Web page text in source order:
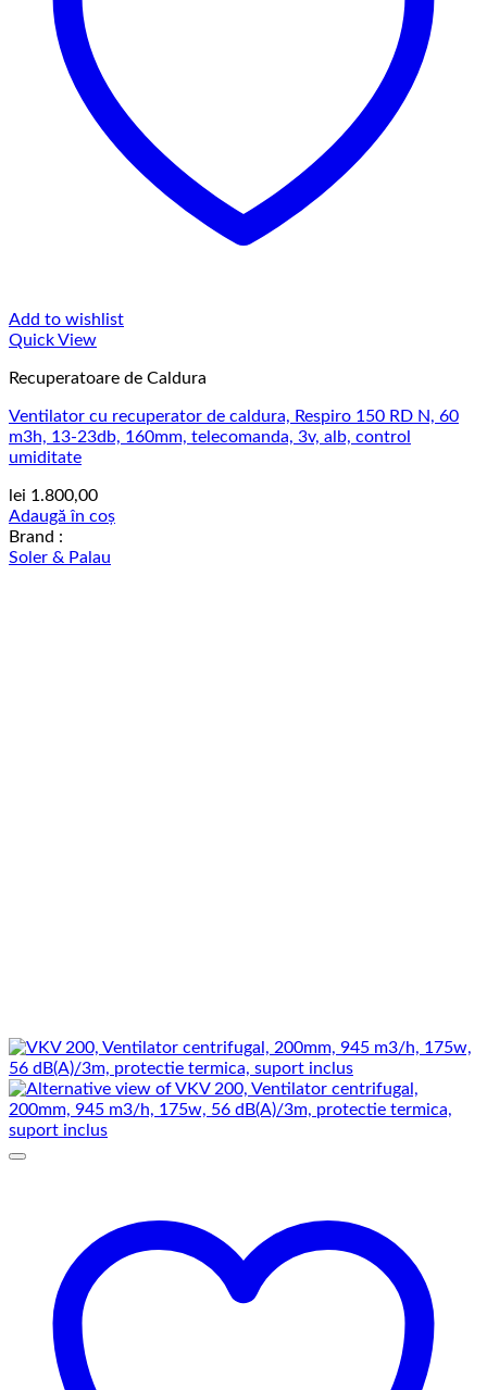
Add to wishlist
Quick View
Recuperatoare de Caldura
Ventilator cu recuperator de caldura, Respiro 150 RD N, 60
m3h, 13-23db, 160mm, telecomanda, 3v, alb, control
umiditate
lei 1.800,00
Adaugă în coș
Brand :
Soler & Palau